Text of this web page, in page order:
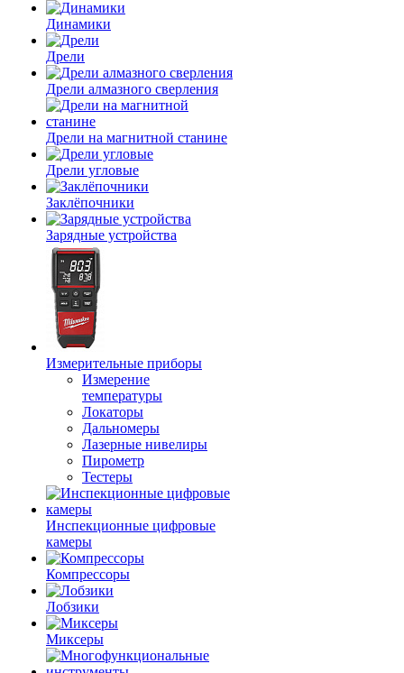
Динамики
Дрели
Дрели алмазного сверления
Дрели на магнитной станине
Дрели угловые
Заклёпочники
Зарядные устройства
Измерительные приборы
Измерение
температуры
Локаторы
Дальномеры
Лазерные нивелиры
Пирометр
Тестеры
Инспекционные цифровые
камеры
Компрессоры
Лобзики
Миксеры